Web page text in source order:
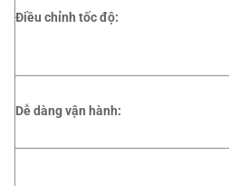
Điều chỉnh tốc độ:
Dễ dàng vận hành: